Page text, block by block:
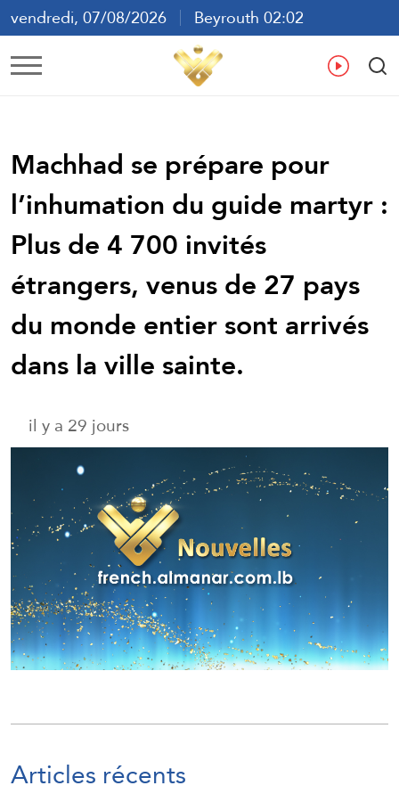
vendredi, 07/08/2026
Beyrouth 02:02
ع
Machhad se prépare pour
l’inhumation du guide martyr :
Plus de 4 700 invités
étrangers, venus de 27 pays
du monde entier sont arrivés
dans la ville sainte.
il y a 29 jours
Articles récents